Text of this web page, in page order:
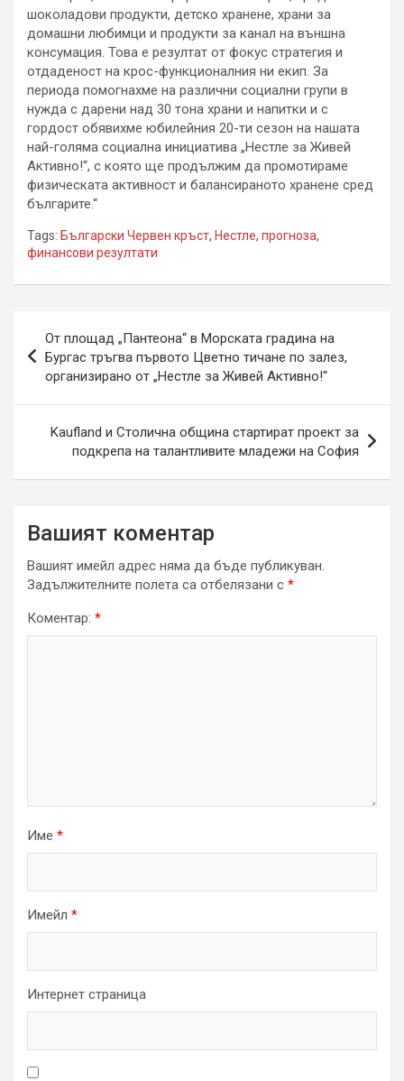
шоколадови продукти, детско хранене, храни за
домашни любимци и продукти за канал на външна
консумация. Това е резултат от фокус стратегия и
отдаденост на крос-функционалния ни екип. За
периода помогнахме на различни социални групи в
нужда с дарени над 30 тона храни и напитки и с
гордост обявихме юбилейния 20-ти сезон на нашата
най-голяма социална инициатива „Нестле за Живей
Активно!“, с която ще продължим да промотираме
физическата активност и балансираното хранене сред
българите.“
Tags: Български Червен кръст, Нестле, прогноза,
финансови резултати
От площад „Пантеона“ в Морската градина на
Бургас тръгва първото Цветно тичане по залез,
организирано от „Нестле за Живей Активно!“
Kaufland и Столична община стартират проект за
подкрепа на талантливите младежи на София
Вашият коментар
Вашият имейл адрес няма да бъде публикуван.
Задължителните полета са отбелязани с *
Коментар: *
Име *
Имейл *
Интернет страница